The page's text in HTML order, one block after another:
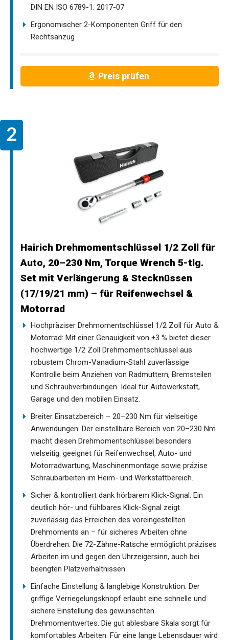
DIN EN ISO 6789-1: 2017-07
Ergonomischer 2-Komponenten Griff für den
Rechtsanzug
Preis prüfen
Hairich Drehmomentschlüssel 1/2 Zoll für
Auto, 20–230 Nm, Torque Wrench 5-tlg.
Set mit Verlängerung & Stecknüssen
(17/19/21 mm) – für Reifenwechsel &
Motorrad
Hochpräziser Drehmomentschlüssel 1/2 Zoll für Auto &
Motorrad: Mit einer Genauigkeit von ±3 % bietet dieser
hochwertige 1/2 Zoll Drehmomentschlüssel aus
robustem Chrom-Vanadium-Stahl zuverlässige
Kontrolle beim Anziehen von Radmuttern, Bremsteilen
und Schraubverbindungen. Ideal für Autowerkstatt,
Garage und den mobilen Einsatz.
Breiter Einsatzbereich – 20–230 Nm für vielseitige
Anwendungen: Der einstellbare Bereich von 20–230 Nm
macht diesen Drehmomentschlüssel besonders
vielseitig: geeignet für Reifenwechsel, Auto- und
Motorradwartung, Maschinenmontage sowie präzise
Schraubarbeiten im Heim- und Werkstattbereich.
Sicher & kontrolliert dank hörbarem Klick-Signal: Ein
deutlich hör- und fühlbares Klick-Signal zeigt
zuverlässig das Erreichen des voreingestellten
Drehmoments an – für sicheres Arbeiten ohne
Überdrehen. Die 72-Zähne-Ratsche ermöglicht präzises
Arbeiten im und gegen den Uhrzeigersinn, auch bei
beengten Platzverhältnissen.
Einfache Einstellung & langlebige Konstruktion: Der
griffige Verriegelungsknopf erlaubt eine schnelle und
sichere Einstellung des gewünschten
Drehmomentwertes. Die gut ablesbare Skala sorgt für
komfortables Arbeiten. Für eine lange Lebensdauer wird